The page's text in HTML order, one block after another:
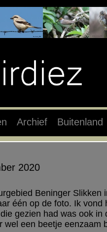
Archief Buitenland
2020
Beninger Slikken
één op de foto. Ik vond
gezien had was ook in
een beetje eenzaam